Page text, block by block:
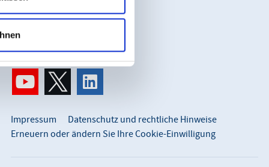
0611 360 115-0
Impressum
Datenschutz und rechtliche Hinweise
Erneuern oder ändern Sie Ihre Cookie-Einwilligung